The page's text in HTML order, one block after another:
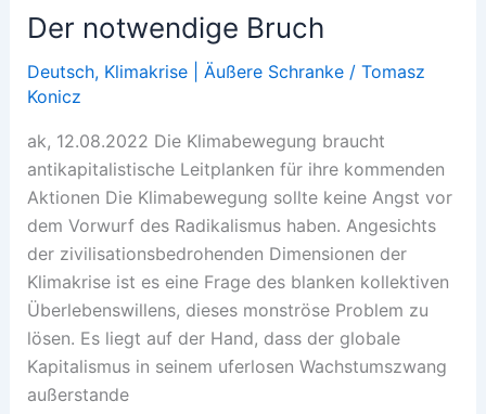
Hegemonie
Der notwendige Bruch
Deutsch, Klimakrise | Äußere Schranke/ Tomasz
Konicz
ak, 12.08.2022 Die Klimabewegung braucht
antikapitalistische Leitplanken für ihre kommenden
Aktionen Die Klimabewegung sollte keine Angst vor
dem Vorwurf des Radikalismus haben. Angesichts
der zivilisationsbedrohenden Dimensionen der
Klimakrise ist es eine Frage des blanken kollektiven
Überlebenswillens, dieses monströse Problem zu
lösen. Es liegt auf der Hand, dass der globale
Kapitalismus in seinem uferlosen Wachstumszwang
außerstande